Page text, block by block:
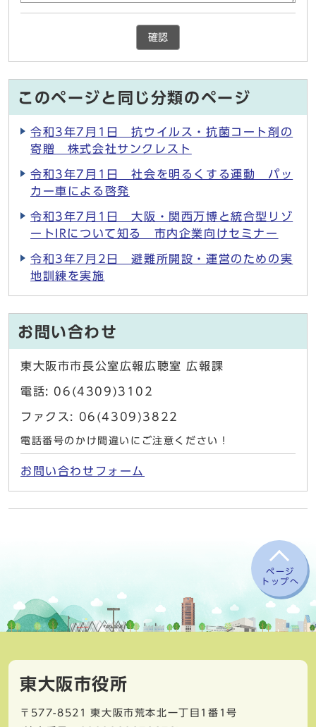
確認
このページと同じ分類のページ
令和3年7月1日 抗ウイルス・抗菌コート剤の
寄贈 株式会社サンクレスト
令和3年7月1日 社会を明るくする運動 パッ
カー車による啓発
令和3年7月1日 大阪・関西万博と統合型リゾ
ートIRについて知る 市内企業向けセミナー
令和3年7月2日 避難所開設・運営のための実
地訓練を実施
お問い合わせ
東大阪市市長公室広報広聴室 広報課
電話: 06(4309)3102
ファクス: 06(4309)3822
電話番号のかけ間違いにご注意ください！
お問い合わせフォーム
ページ
トップへ
東大阪市役所
〒577-8521
東大阪市荒本北一丁目1番1号